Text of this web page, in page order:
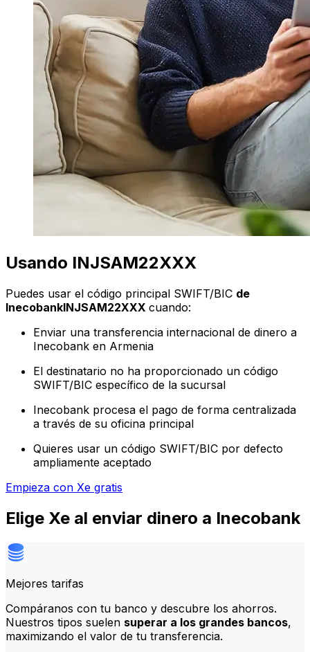
Usando INJSAM22XXX
Puedes usar el código principal SWIFT/BIC de
InecobankINJSAM22XXX cuando:
Enviar una transferencia internacional de dinero a
Inecobank en Armenia
El destinatario no ha proporcionado un código
SWIFT/BIC específico de la sucursal
Inecobank procesa el pago de forma centralizada
a través de su oficina principal
Quieres usar un código SWIFT/BIC por defecto
ampliamente aceptado
Empieza con Xe gratis
Elige Xe al enviar dinero a Inecobank
Mejores tarifas
Compáranos con tu banco y descubre los ahorros.
Nuestros tipos suelen superar a los grandes bancos,
maximizando el valor de tu transferencia.